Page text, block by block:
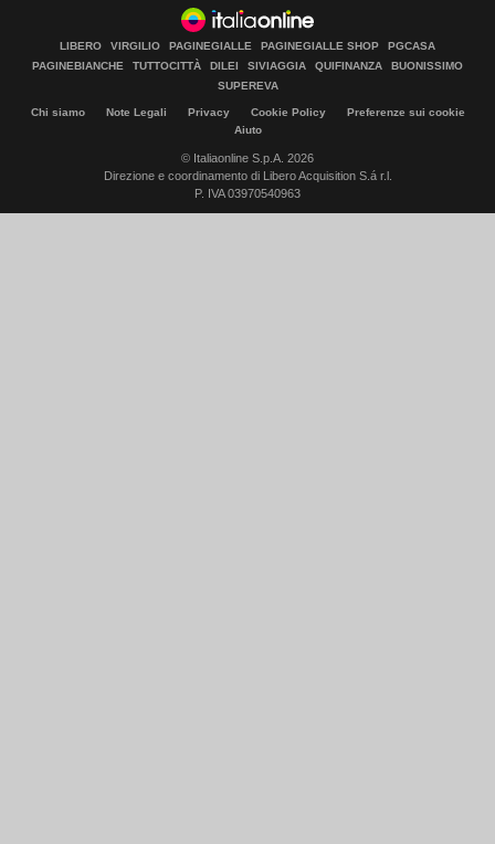
LIBERO VIRGILIO PAGINEGIALLE PAGINEGIALLE SHOP
PGCASA
PAGINEBIANCHE
TUTTOCITTÀ DILEI SIVIAGGIA QUIFINANZA
BUONISSIMO
SUPEREVA
Chi siamo Note Legali Privacy Cookie Policy
Preferenze sui cookie
Aiuto
© Italiaonline S.p.A. 2026
Direzione e coordinamento di Libero Acquisition S.á r.l.
P. IVA 03970540963